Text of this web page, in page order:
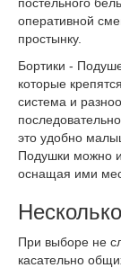
оперативной
простынку.
Бортики -
которые
система и
это удобно
Подушки можно
оснащая ими
При выборе не
касательно